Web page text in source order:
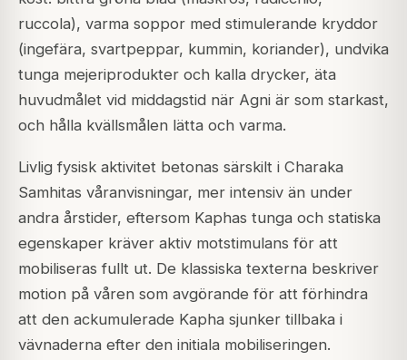
ruccola), varma soppor med stimulerande kryddor
(ingefära, svartpeppar, kummin, koriander), undvika
tunga mejeriprodukter och kalla drycker, äta
huvudmålet vid middagstid när Agni är som starkast,
och hålla kvällsmålen lätta och varma.
Livlig fysisk aktivitet betonas särskilt i Charaka
Samhitas våranvisningar, mer intensiv än under
andra årstider, eftersom Kaphas tunga och statiska
egenskaper kräver aktiv motstimulans för att
mobiliseras fullt ut. De klassiska texterna beskriver
motion på våren som avgörande för att förhindra
att den ackumulerade Kapha sjunker tillbaka i
vävnaderna efter den initiala mobiliseringen.